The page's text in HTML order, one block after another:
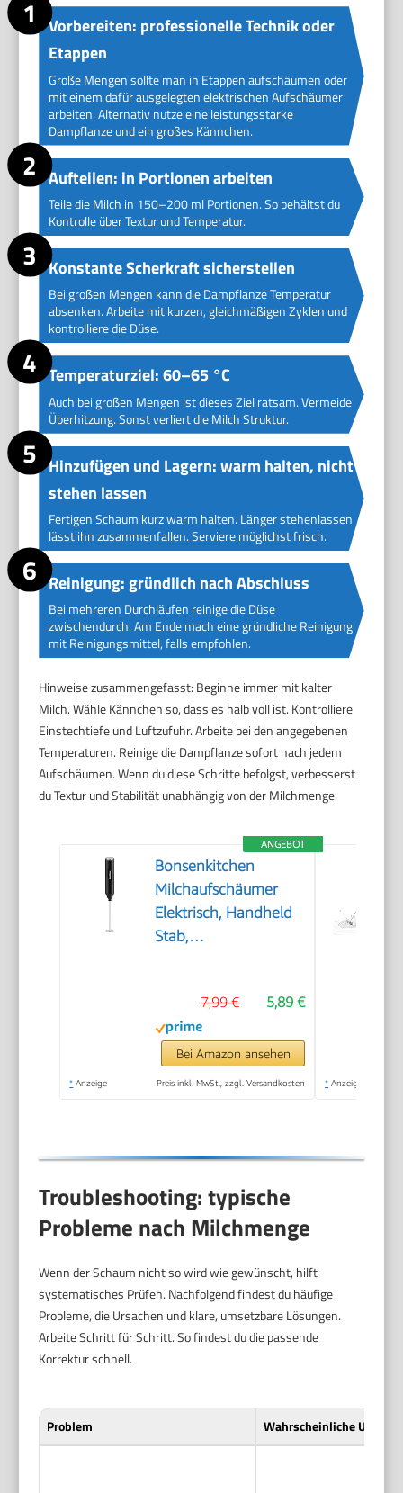
Vorbereiten: professionelle Technik oder
Etappen
Große Mengen sollte man in Etappen aufschäumen oder
mit einem dafür ausgelegten elektrischen Aufschäumer
arbeiten. Alternativ nutze eine leistungsstarke
Dampflanze und ein großes Kännchen.
Aufteilen: in Portionen arbeiten
Teile die Milch in 150–200 ml Portionen. So behältst du
Kontrolle über Textur und Temperatur.
Konstante Scherkraft sicherstellen
Bei großen Mengen kann die Dampflanze Temperatur
absenken. Arbeite mit kurzen, gleichmäßigen Zyklen und
kontrolliere die Düse.
Temperaturziel: 60–65 °C
Auch bei großen Mengen ist dieses Ziel ratsam. Vermeide
Überhitzung. Sonst verliert die Milch Struktur.
Hinzufügen und Lagern: warm halten, nicht
stehen lassen
Fertigen Schaum kurz warm halten. Länger stehenlassen
lässt ihn zusammenfallen. Serviere möglichst frisch.
Reinigung: gründlich nach Abschluss
Bei mehreren Durchläufen reinige die Düse
zwischendurch. Am Ende mach eine gründliche Reinigung
mit Reinigungsmittel, falls empfohlen.
Hinweise zusammengefasst: Beginne immer mit kalter
Milch. Wähle Kännchen so, dass es halb voll ist. Kontrolliere
Einstechtiefe und Luftzufuhr. Arbeite bei den angegebenen
Temperaturen. Reinige die Dampflanze sofort nach jedem
Aufschäumen. Wenn du diese Schritte befolgst, verbesserst
du Textur und Stabilität unabhängig von der Milchmenge.
ANGEBOT
Bonsenkitchen
Milchaufschäumer
Elektrisch, Handheld
Stab,
5,89 €
7,99 €
Bei Amazon ansehen
* Anzeige Preis inkl. MwSt., zzgl. Versandkosten * Anzeige
Troubleshooting: typische
Probleme nach Milchmenge
Wenn der Schaum nicht so wird wie gewünscht, hilft
systematisches Prüfen. Nachfolgend findest du häufige
Probleme, die Ursachen und klare, umsetzbare Lösungen.
Arbeite Schritt für Schritt. So findest du die passende
Korrektur schnell.
Problem Wahrscheinliche Ursache